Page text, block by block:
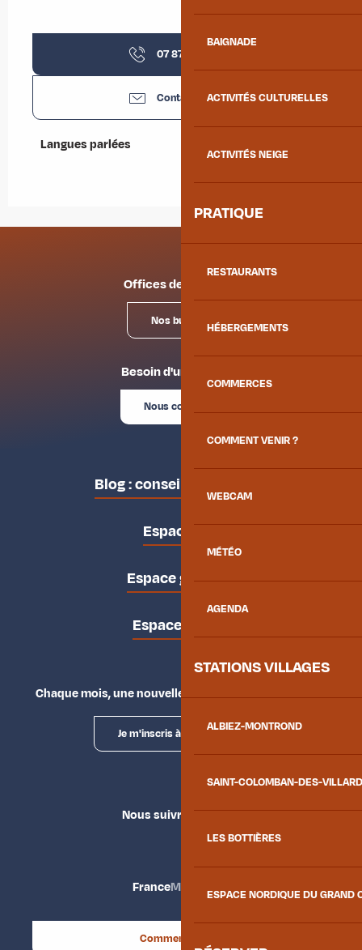
BAIGNADE
ACTIVITÉS CULTURELLES
ACTIVITÉS NEIGE
PRATIQUE
RESTAURANTS
HÉBERGEMENTS
COMMERCES
COMMENT VENIR ?
WEBCAM
MÉTÉO
AGENDA
STATIONS VILLAGES
ALBIEZ-MONTROND
SAINT-COLOMBAN-DES-
LES BOTTIÈRES
ESPACE NORDIQUE DU GRAND
07 87 26 83
Contactez-nous
Langues parlées
Langues parlées
Offices de tourisme
Nos bureaux
Besoin d'un conseil ?
Nous contacter
Blog : conseils des locaux
Espace pro
Espace groupes
Espace presse
Chaque mois, une nouvelle façon d'explorer la vallée.
Je m'inscris à la newsletter
Nous suivre
FranceMaurienne
Comment venir ?